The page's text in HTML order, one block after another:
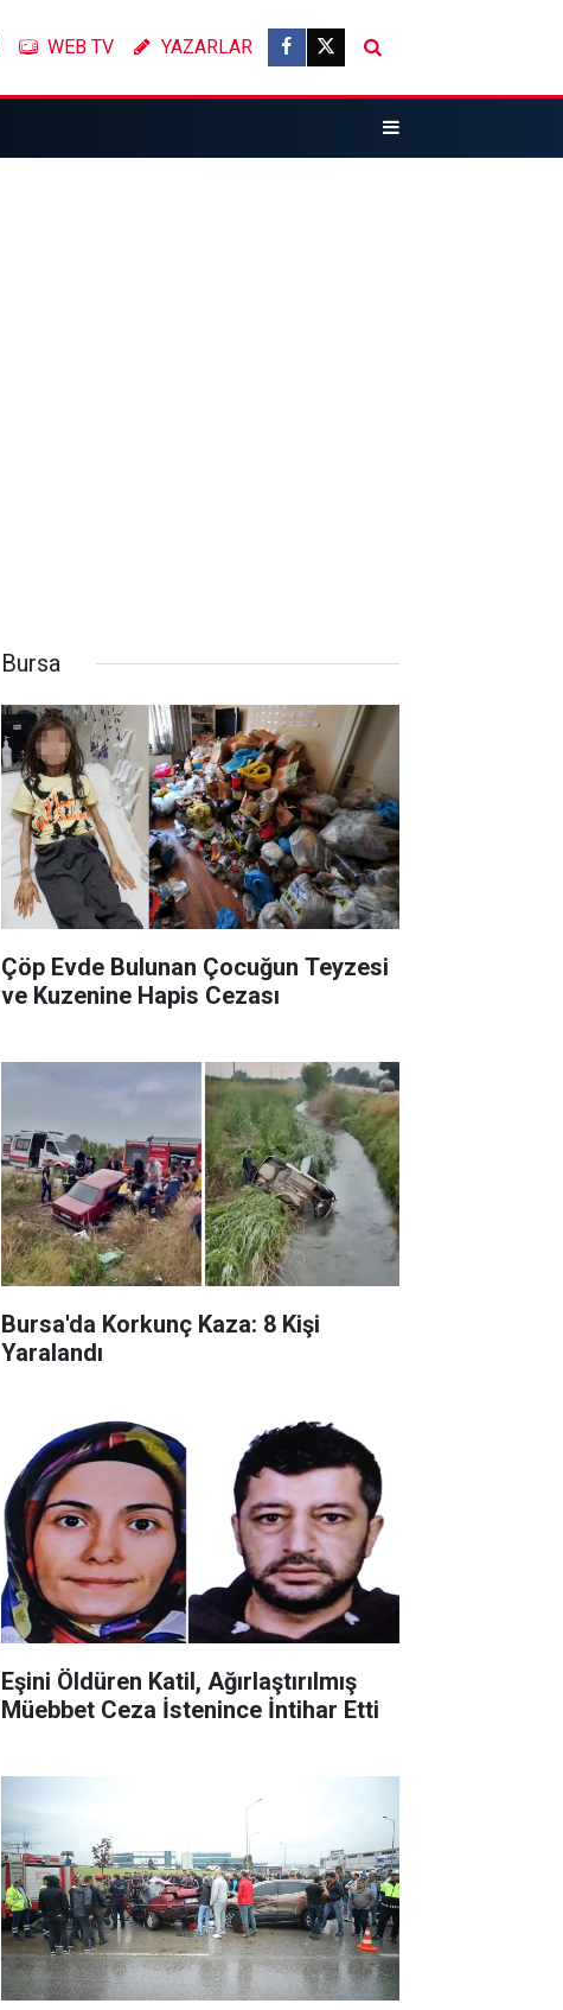
WEB TV YAZARLAR
Bursa
Çöp Evde Bulunan Çocuğun Teyzesi
ve Kuzenine Hapis Cezası
Bursa'da Korkunç Kaza: 8 Kişi
Yaralandı
Eşini Öldüren Katil, Ağırlaştırılmış
Müebbet Ceza İstenince İntihar Etti